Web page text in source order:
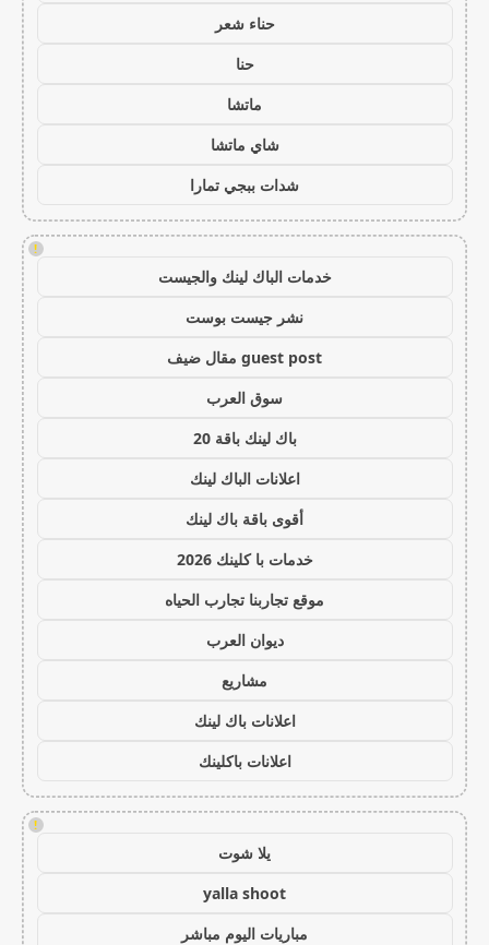
حناء شعر
حنا
ماتشا
شاي ماتشا
شدات ببجي تمارا
!
خدمات الباك لينك والجيست
نشر جيست بوست
guest post مقال ضيف
سوق العرب
باك لينك باقة 20
اعلانات الباك لينك
أقوى باقة باك لينك
خدمات با كلينك 2026
موقع تجاربنا تجارب الحياه
ديوان العرب
مشاريع
اعلانات باك لينك
اعلانات باكلينك
!
يلا شوت
yalla shoot
مباريات اليوم مباشر